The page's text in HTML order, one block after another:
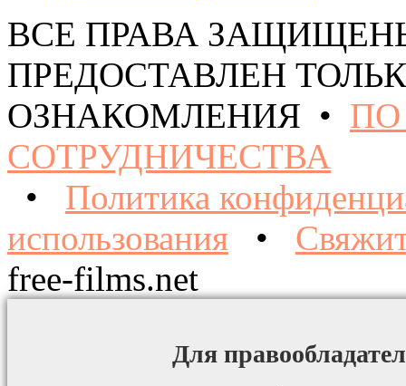
ВСЕ ПРАВА
ПРЕДОСТАВЛЕН
ОЗНАКОМЛЕНИЯ •
СОТРУДНИЧЕСТВА
• Политика
использования •
free-films.net
Для